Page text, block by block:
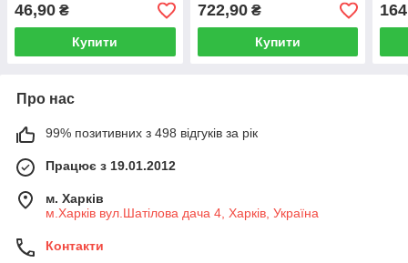
46,90 ₴
Купити
722,90₴
Купити
Про нас
99% позитивних з 498 відгуків за рік
Працює з 19.01.2012
м. Харків
м.Харків вул.Шатілова дача 4, Харків, Україна
Контакти